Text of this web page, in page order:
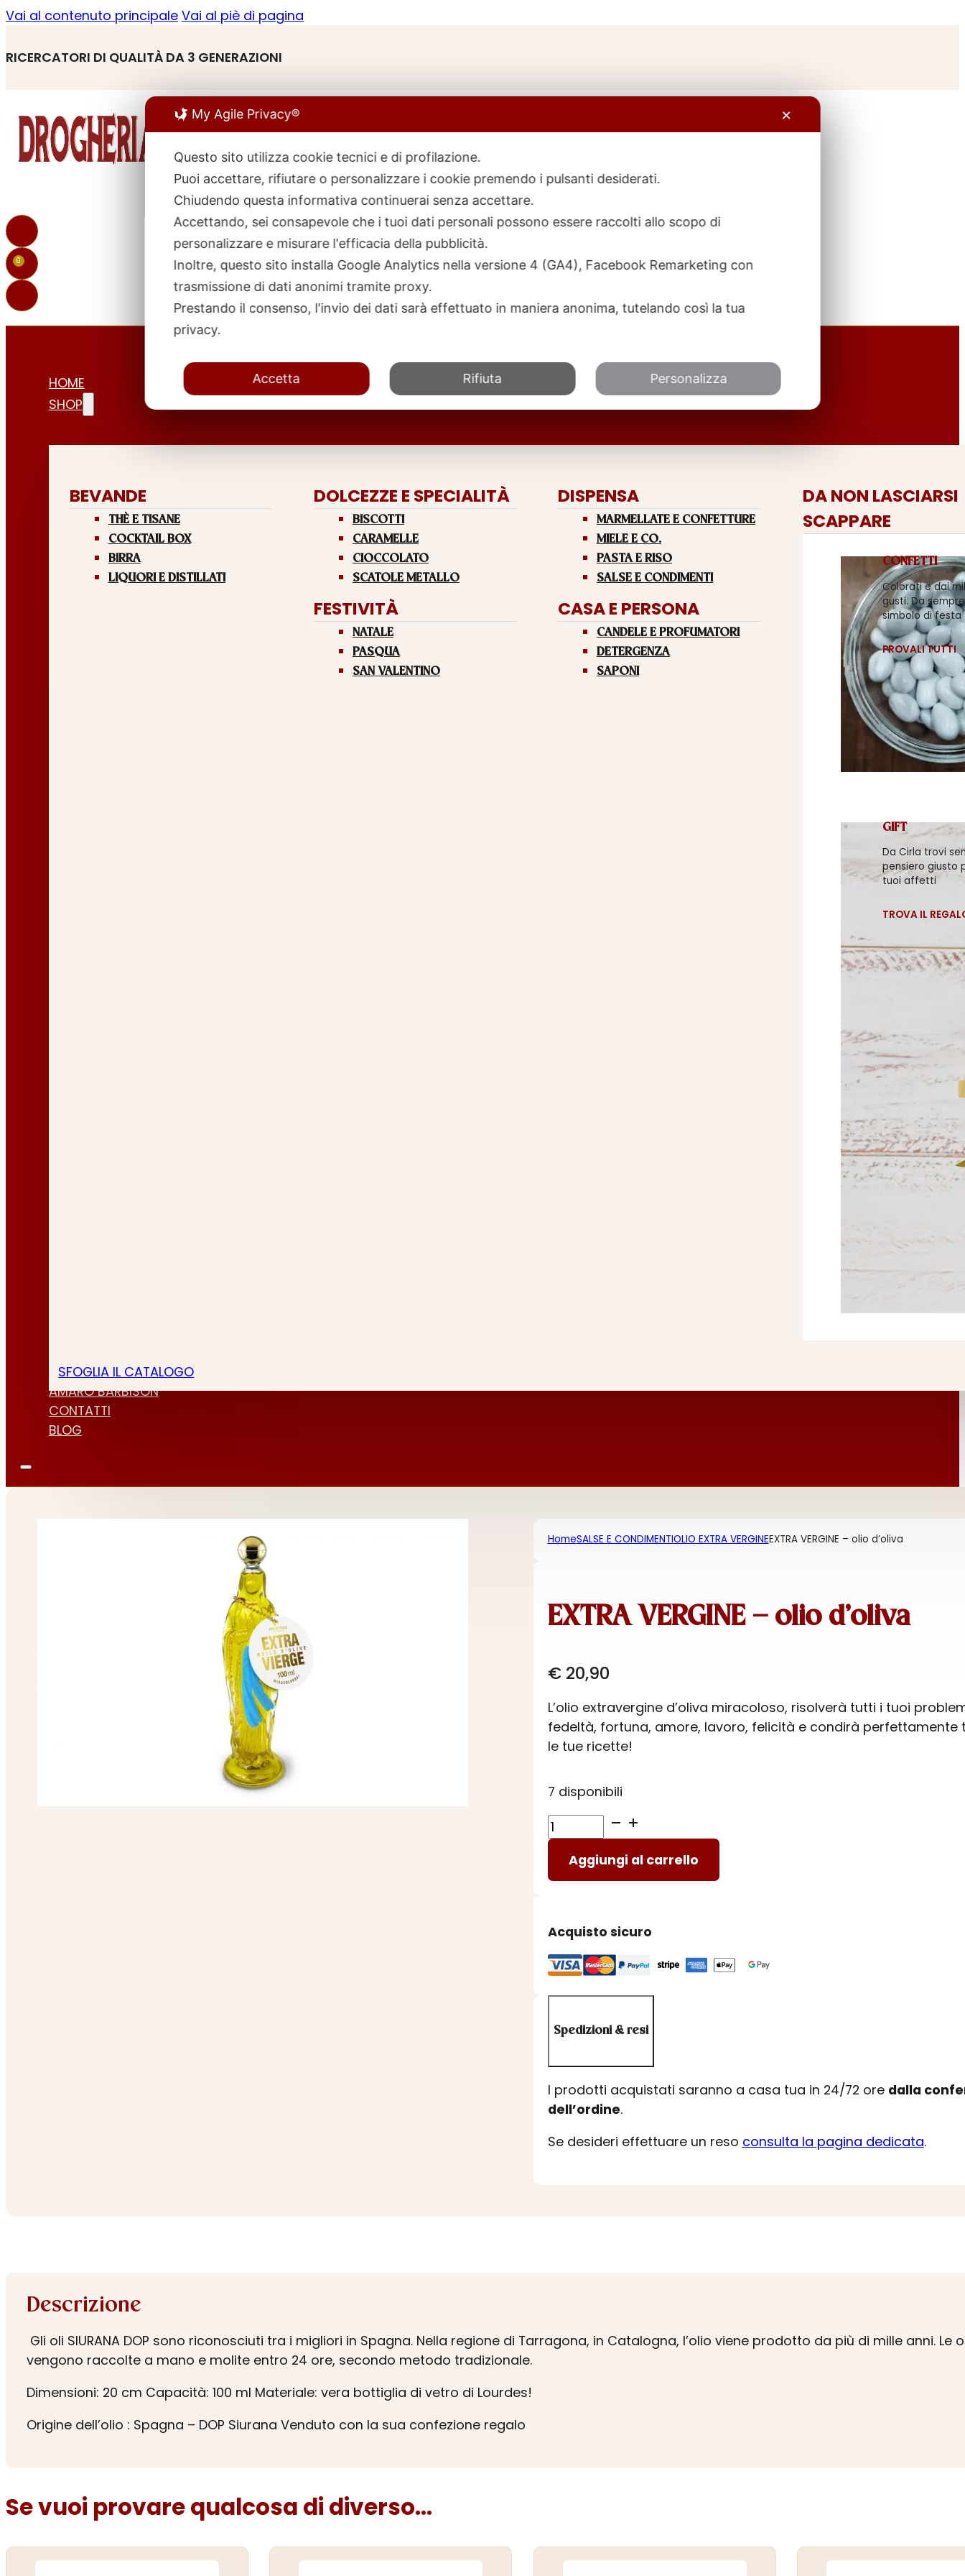
Vai al contenuto principale Vai al piè di pagina
RICERCATORI DI QUALITÀ DA 3 GENERAZIONI
Ricerca
prodotti
0
HOME
SHOP
BEVANDE
THÈ E TISANE
COCKTAIL BOX
BIRRA
LIQUORI E DISTILLATI
DOLCEZZE E SPECIALITÀ
BISCOTTI
CARAMELLE
CIOCCOLATO
SCATOLE METALLO
FESTIVITÀ
NATALE
PASQUA
SAN VALENTINO
DISPENSA
MARMELLATE E CONFETTURE
MIELE E CO.
PASTA E RISO
SALSE E CONDIMENTI
CASA E PERSONA
CANDELE E PROFUMATORI
DETERGENZA
SAPONI
DA NON LASCIARSI
SCAPPARE
CONFETTI
Colorati e dai
gusti. Da sempre
simbolo di festa
PROVALI TUTTI
GIFT
Da Cirla trovi
pensiero giusto
tuoi affetti
TROVA IL
SFOGLIA IL CATALOGO
CHI SIAMO
AMARO BARBISON
CONTATTI
BLOG
HomeSALSE E CONDIMENTIOLIO EXTRA VERGINEEXTRA VERGINE – olio d’oliva
EXTRA VERGINE – olio d’oliva
€20,90
L’olio extravergine d’oliva miracoloso, risolverà tutti i tuoi
fedeltà, fortuna, amore, lavoro, felicità e condirà perfettamente
le tue ricette!
7 disponibili
EXTRA
VERGINE
olio
Aggiungi al carrello
Acquisto sicuro
Spedizioni & resi
I prodotti acquistati saranno a casa tua in 24/72 ore dalla
dell’ordine.
Se desideri effettuare un reso consulta la pagina dedicata.
Descrizione
Gli oli SIURANA DOP sono riconosciuti tra i migliori in Spagna. Nella regione di Tarragona, in Catalogna, l’olio viene prodotto da più di mille anni. Le
vengono raccolte a mano e molite entro 24 ore, secondo metodo tradizionale.
Dimensioni: 20 cm Capacità: 100 ml Materiale: vera bottiglia di vetro di Lourdes!
Origine dell’olio : Spagna – DOP Siurana Venduto con la sua confezione regalo
Se vuoi provare qualcosa di diverso...
My Agile Privacy® ✕
Questo sito utilizza cookie tecnici e di profilazione.
Puoi accettare, rifiutare o personalizzare i cookie premendo i pulsanti desiderati.
Chiudendo questa informativa continuerai senza accettare.
Accettando, sei consapevole che i tuoi dati personali possono essere raccolti allo scopo di
personalizzare e misurare l'efficacia della pubblicità.
Inoltre, questo sito installa Google Analytics nella versione 4 (GA4), Facebook Remarketing con
trasmissione di dati anonimi tramite proxy.
Prestando il consenso, l'invio dei dati sarà effettuato in maniera anonima, tutelando così la tua
privacy.
Accetta Rifiuta Personalizza